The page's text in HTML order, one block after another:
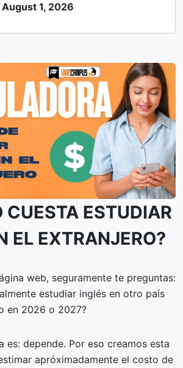
August 1, 2026
CUESTA ESTUDIAR
EL EXTRANJERO?
web, seguramente te preguntas:
estudiar inglés en otro país
en 2026 o 2027?
es: depende. Por eso creamos esta
apróximadamente el costo de